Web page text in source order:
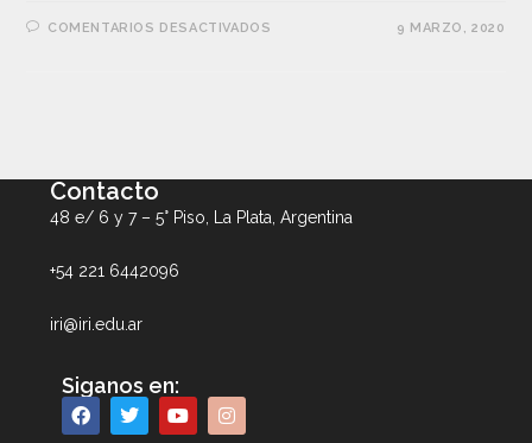
COMENTARIOS DESACTIVADOS 9 MARZO, 2020
Contacto
48 e/ 6 y 7 – 5° Piso, La Plata, Argentina
+54 221 6442096
iri@iri.edu.ar
Siganos en: